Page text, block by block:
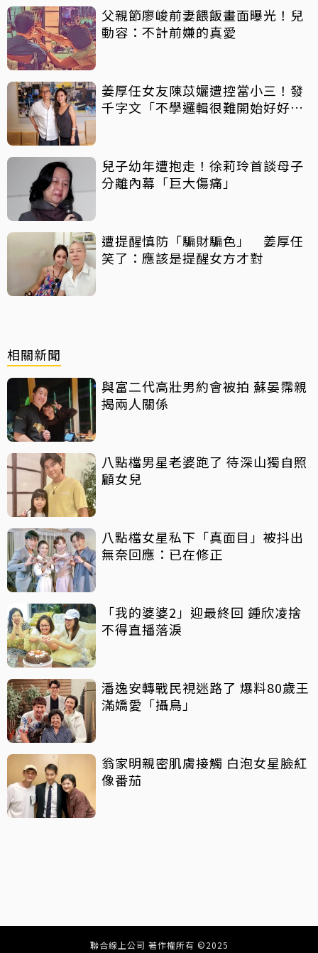
父親節廖峻前妻餵飯畫面曝光！兒
動容：不計前嫌的真愛
姜厚任女友陳苡孋遭控當小三！發
千字文「不學邏輯很難開始好好
兒子幼年遭抱走！徐莉玲首談母子
分離內幕「巨大傷痛」
遭提醒慎防「騙財騙色」 姜厚任
笑了：應該是提醒女方才對
相關新聞
與富二代高壯男約會被拍 蘇晏霈親
揭兩人關係
八點檔男星老婆跑了 待深山獨自照
顧女兒
八點檔女星私下「真面目」被抖出
無奈回應：已在修正
「我的婆婆2」迎最終回 鍾欣凌捨
不得直播落淚
潘逸安轉戰民視迷路了 爆料80歲王
滿嬌愛「攝鳥」
翁家明親密肌膚接觸 白泡女星臉紅
像番茄
聯合線上公司 著作權所有 ©2025